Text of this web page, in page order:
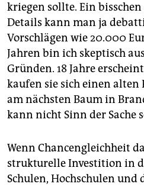
kriegen sollte. Ein
Details kann man ja
Vorschlägen wie 20.000
Jahren bin ich skeptisch
Gründen. 18 Jahre
kaufen sie sich einen alten
am nächsten Baum in
kann nicht Sinn der Sache
Wenn Chancengleichheit
strukturelle Investition in
Schulen, Hochschulen und